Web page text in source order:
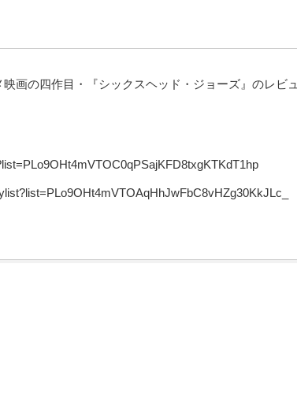
画の四作目・『シックスヘッド・ジョーズ』のレビュ